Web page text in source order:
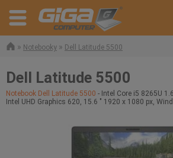
» Notebooky » Dell Latitude 5500
Dell Latitude 5500
Notebook Dell Latitude 5500 - Intel Core i5 8265U
Intel UHD Graphics 620, 15.6 " 1920 x 1080 px,